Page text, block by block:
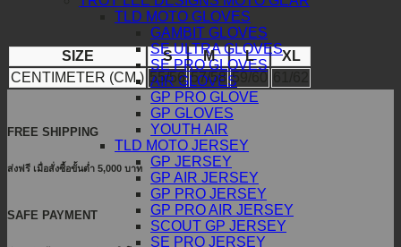
TLD MOTO GLOVES
GAMBIT GLOVES
SE ULTRA GLOVES
SE PRO GLOVES
AIR GLOVES
GP PRO GLOVE
GP GLOVES
YOUTH AIR
TLD MOTO JERSEY
GP JERSEY
GP AIR JERSEY
GP PRO JERSEY
GP PRO AIR JERSEY
SCOUT GP JERSEY
SE PRO JERSEY
SIZE S M L
XL
CENTIMETER (CM.) 55/56 57/58 59/60
FREE SHIPPING
ส่งฟรี เมื่อสั่งซื้อขั้นต่ำ 5,000 บาท
SAFE PAYMENT